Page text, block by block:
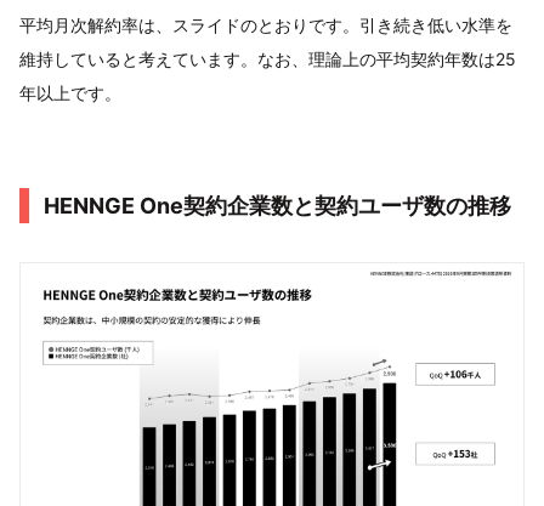
平均月次解約率は、スライドのとおりです。引き続き低い水準を
維持していると考えています。なお、理論上の平均契約年数は25
年以上です。
HENNGE One契約企業数と契約ユーザ数の推移